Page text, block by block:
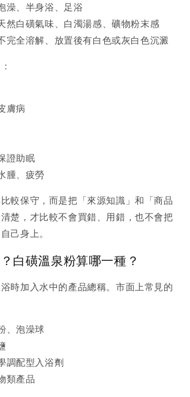
澡、半身浴、足浴
然白磺氣味、白濁湯感、礦物粉末感
完全溶解、放置後有白色或灰白色沉澱
膚病
證助眠
腫、疲勞
較保守，而是把「來源知識」和「商品
楚，才比較不會買錯、用錯，也不會把
己身上。
白磺溫泉粉算哪一種？
時加入水中的產品總稱。市面上常見的
、泡澡球
調配型入浴劑
類產品